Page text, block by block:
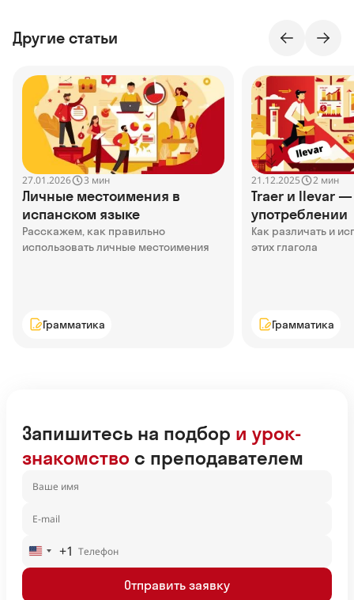
Другие статьи
27.01.2026 3 мин
Личные местоимения в
испанском языке
Расскажем, как правильно
использовать личные местоимения
Грамматика
21.12.2025 2 мин
Traer и llevar
употреблении
Как различать и
этих глагола
Грамматика
Запишитесь на подбор и урок-
знакомство с преподавателем
United
States
+1
Отправить заявку